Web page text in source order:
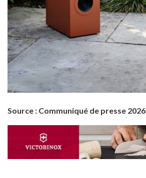
Source : Communiqué de presse 2026